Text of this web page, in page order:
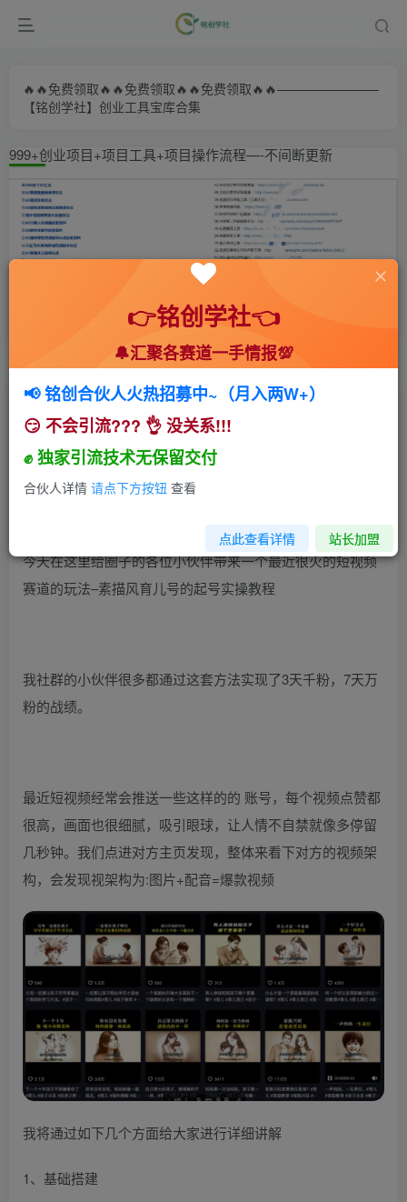
🔥🔥免费领取🔥🔥免费领取🔥🔥免费领取🔥🔥————————
【铭创学社】创业工具宝库合集
999+创业项目+项目工具+项目操作流程—-不间断更新
首页 🍻会员专享 💥实战拆解 正文
AI素描风育儿赛道，短视频全新赛道书单号，起号
全流程【起号全流程】
小助手
730 45
今天在这里给圈子的各位小伙伴带来一个最近很火的短视频
赛道的玩法–素描风育儿号的起号实操教程
我社群的小伙伴很多都通过这套方法实现了3天千粉，7天万
粉的战绩。
最近短视频经常会推送一些这样的的 账号，每个视频点赞都
很高，画面也很细腻，吸引眼球，让人情不自禁就像多停留
几秒钟。我们点进对方主页发现，整体来看下对方的视频架
构，会发现视架构为:图片+配音=爆款视频
我将通过如下几个方面给大家进行详细讲解
1、基础搭建
👉铭创学社👈
🔔汇聚各赛道一手情报💯
📢 铭创合伙人火热招募中~（月入两W+）
😏 不会引流??? 👌 没关系!!!
✊ 独家引流技术无保留交付
合伙人详情 请点下方按钮 查看
点此查看详情 站长加盟